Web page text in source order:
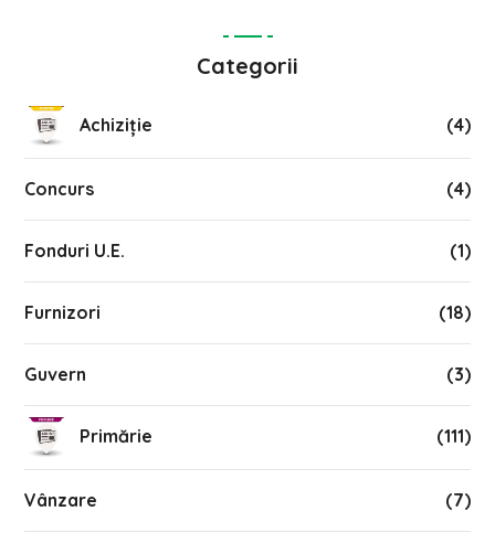
Categorii
Achiziție (4)
Concurs (4)
Fonduri U.E. (1)
Furnizori (18)
Guvern (3)
Primărie (111)
Vânzare (7)